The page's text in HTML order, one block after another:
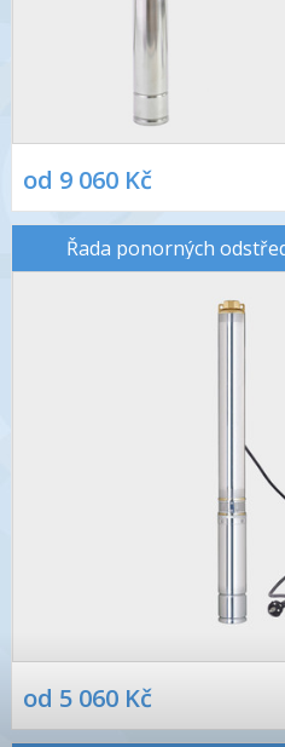
od 9 060 Kč
Řada ponorných
od 5 060 Kč